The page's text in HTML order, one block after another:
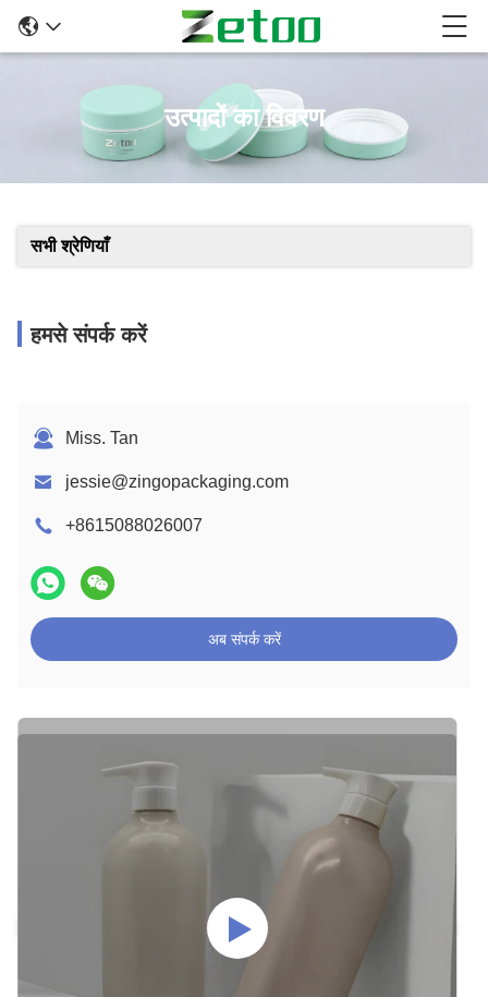
उत्पादों का विवरण
सभी श्रेणियाँ
हमसे संपर्क करें
Miss. Tan
jessie@zingopackaging.com
+8615088026007
अब संपर्क करें